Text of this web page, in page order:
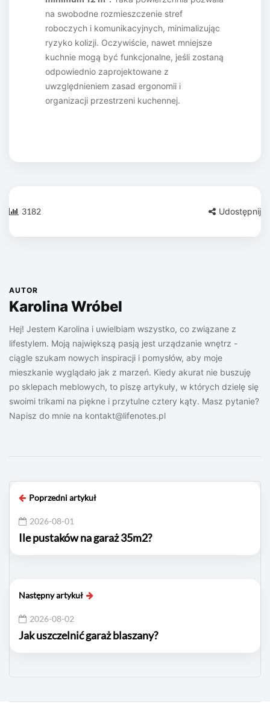
na swobodne rozmieszczenie stref
roboczych i komunikacyjnych, minimalizując
ryzyko kolizji. Oczywiście, nawet mniejsze
kuchnie mogą być funkcjonalne, jeśli zostaną
odpowiednio zaprojektowane z
uwzględnieniem zasad ergonomii i
organizacji przestrzeni kuchennej.
3182 Udostępnij
AUTOR
Karolina Wróbel
Hej! Jestem Karolina i uwielbiam wszystko, co związane z
lifestylem. Moją największą pasją jest urządzanie wnętrz -
ciągle szukam nowych inspiracji i pomysłów, aby moje
mieszkanie wyglądało jak z marzeń. Kiedy akurat nie buszuję
po sklepach meblowych, to piszę artykuły, w których dzielę się
swoimi trikami na piękne i przytulne cztery kąty. Masz pytanie?
Napisz do mnie na kontakt@lifenotes.pl
Poprzedni artykuł
2026-08-01
Ile pustaków na garaż 35m2?
Następny artykuł
2026-08-02
Jak uszczelnić garaż blaszany?